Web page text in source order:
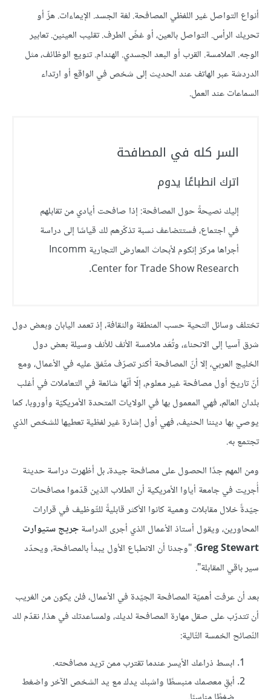
أنواع التواصل غير اللفظي المصافحة. لغة الجسد. الإيماءات. هزّ أو
تحريك الرأس. التواصل بالعين، أو غضّ الطرف. تقليب العينين. تعابير
الوجه. الملامسة. القرب أو البعد الجسدي. الهندام. تنويع الوظائف، مثل
الدردشة عبر الهاتف عند الحديث إلى شخص في الواقع أو ارتداء
السماعات عند العمل.
السر كله في المصافحة
اترك انطباعًا يدوم
إليك نصيحةً حول المصافحة: إذا صافحت أيادي من تقابلهم
في اجتماع، فستتضاعف نسبة تذكّرهم لك قياسًا إلى دراسة
أجراها مركز إنكوم لأبحاث المعارض التجارية Incomm
Center for Trade Show Research.
تختلف وسائل التحية حسب المنطقة والثقافة، إذ تعمد اليابان وبعض دول
شرق آسيا إلى الانحناء، وتُعَد ملامسة الأنف للأنف وسيلة بعض دول
الخليج العربي، إلا أنّ المصافحة أكثر تصرّف متّفق عليه في الأعمال، ومع
أنّ تاريخ أول مصافحة غير معلوم، إلّا أنّها شائعة في التعاملات في أغلب
بلدان العالم، فهي المعمول بها في الولايات المتحدة الأمريكيّة وأوروبا، كما
يوصي بها ديننا الحنيف، فهي أول إشارة غير لفظية تعطيها للشخص الذي
تجتمع به.
ومن المهم جدًا الحصول على مصافحة جيدة، بل أظهرت دراسة حديثة
أُجريت في جامعة أياوا الأمريكية أن الطلاب الذين قدّموا مصافحات
جيّدةً خلال مقابلات وهمية كانوا الأكثر قابليةً للتّوظيف في قرارات
المحاورين، ويقول أستاذ الأعمال الذي أجرى الدراسةجريج ستيوارت
Greg Stewart: "وجدنا أن الانطباع الأول يبدأ بالمصافحة، ويحدّد
سير باقي المقابلة".
بعد أن عرفت أهميّة المصافحة الجيّدة في الأعمال، فلن يكون من الغريب
أن تتدرّب على صقل مهارة المصافحة لديك، ولمساعدتك في هذا، نقدّم لك
النّصائح الخمسة التّالية:
ابسط ذراعك الأيسر عندما تقترب ممن تريد مصافحته.
أبقِ معصمك منبسطًا واشبك يدك مع يد الشخص الآخر واضغط